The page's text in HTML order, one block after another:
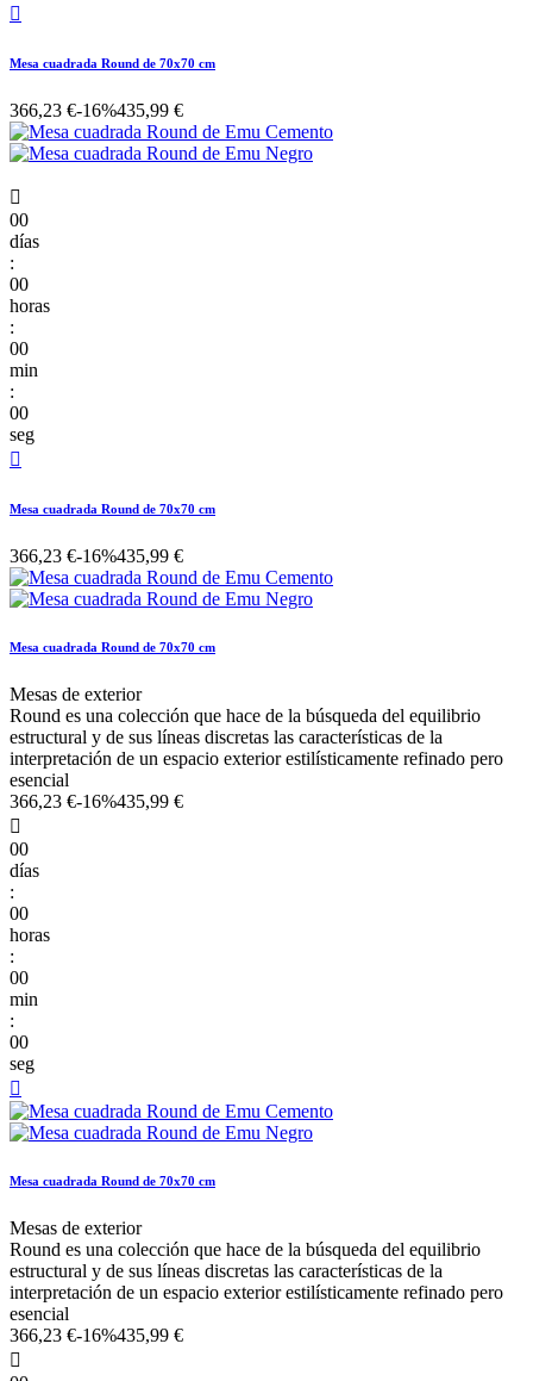

Mesa cuadrada Round de 70x70 cm
366,23 €-16%435,99 €

00
días
:
00
horas
:
00
min
:
00
seg

Mesa cuadrada Round de 70x70 cm
366,23 €-16%435,99 €
Mesa cuadrada Round de 70x70 cm
Mesas de exterior
Round es una colección que hace de la búsqueda del equilibrio
estructural y de sus líneas discretas las características de la
interpretación de un espacio exterior estilísticamente refinado pero
esencial
366,23 €-16%435,99 €

00
días
:
00
horas
:
00
min
:
00
seg

Mesa cuadrada Round de 70x70 cm
Mesas de exterior
Round es una colección que hace de la búsqueda del equilibrio
estructural y de sus líneas discretas las características de la
interpretación de un espacio exterior estilísticamente refinado pero
esencial
366,23 €-16%435,99 €
